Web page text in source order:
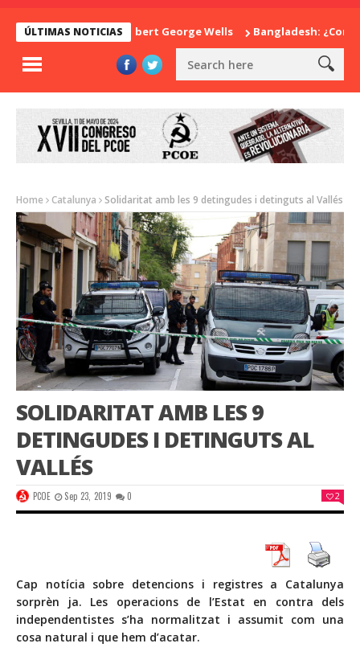
ÚLTIMAS NOTICIAS
sorpresa de Herbert George Wells Bangladesh:
Home Catalunya Solidaritat amb les 9 detingudes i detinguts al Vallés
SOLIDARITAT AMB LES 9
DETINGUDES I DETINGUTS AL
VALLÉS
PCOE Sep 23, 2019 0 2
Cap notícia sobre detencions i registres a Catalunya
sorprèn ja. Les operacions de l’Estat en contra dels
independentistes s’ha normalitzat i assumit com una
cosa natural i que hem d’acatar.